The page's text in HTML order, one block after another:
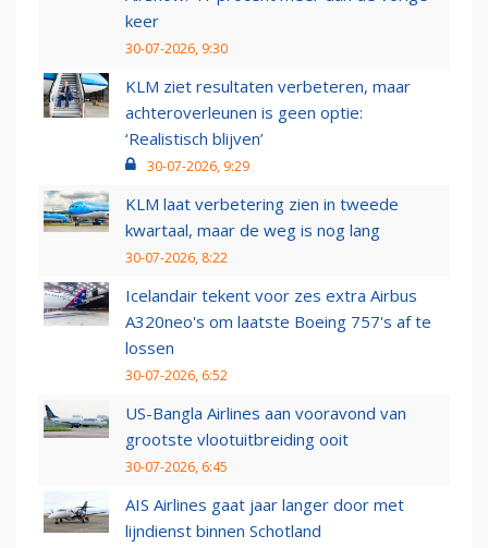
keer
30-07-2026, 9:30
KLM ziet resultaten verbeteren, maar
achteroverleunen is geen optie:
‘Realistisch blijven’
30-07-2026, 9:29
KLM laat verbetering zien in tweede
kwartaal, maar de weg is nog lang
30-07-2026, 8:22
Icelandair tekent voor zes extra Airbus
A320neo's om laatste Boeing 757's af te
lossen
30-07-2026, 6:52
US-Bangla Airlines aan vooravond van
grootste vlootuitbreiding ooit
30-07-2026, 6:45
AIS Airlines gaat jaar langer door met
lijndienst binnen Schotland